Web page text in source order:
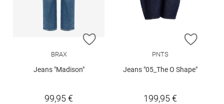
ZUR WUNSCHLISTE HINZUFÜGEN
BRAX
Jeans "Madison"
99,95 €
ZUR
PNTS
Jeans "05_The O Shape"
199,95 €